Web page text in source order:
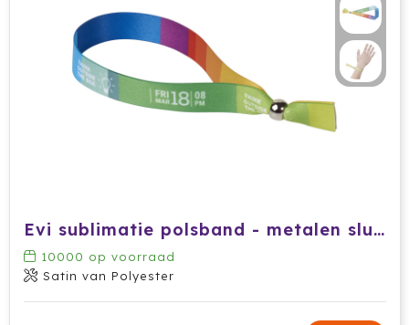
Evi sublimatie polsband - metalen sluiting
10000 op voorraad
Satin van Polyester